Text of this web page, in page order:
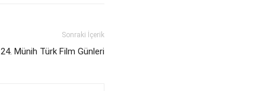
Sonraki İçerik
24. Münih Türk Film Günleri